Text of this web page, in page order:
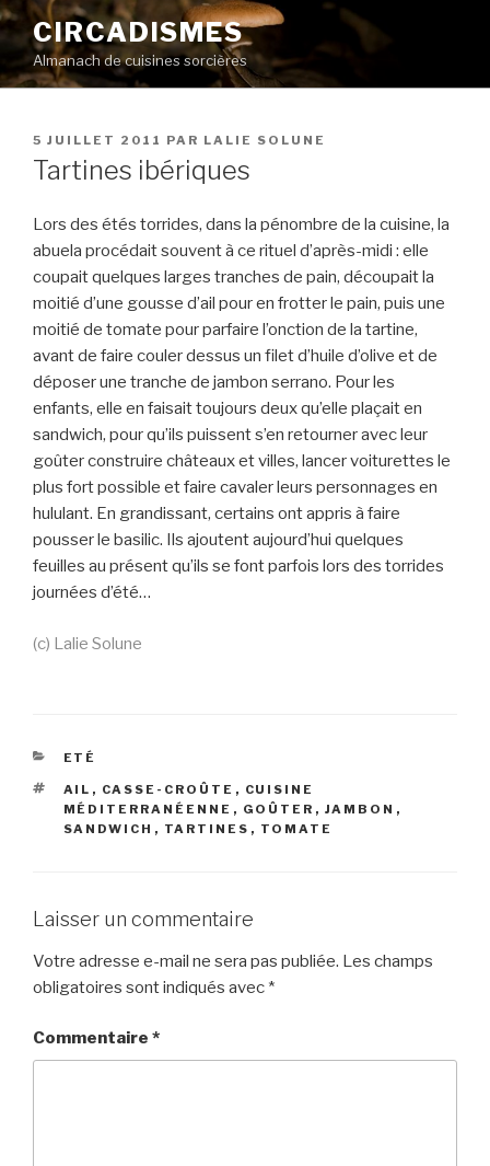
Aller
au
contenu
principal
CIRCADISMES
Almanach de cuisines sorcières
PUBLIÉ
LE
5 JUILLET 2011 PAR LALIE SOLUNE
Tartines ibériques
Lors des étés torrides, dans la pénombre de la cuisine, la
abuela procédait souvent à ce rituel d’après-midi : elle
coupait quelques larges tranches de pain, découpait la
moitié d’une gousse d’ail pour en frotter le pain, puis une
moitié de tomate pour parfaire l’onction de la tartine,
avant de faire couler dessus un filet d’huile d’olive et de
déposer une tranche de jambon serrano. Pour les
enfants, elle en faisait toujours deux qu’elle plaçait en
sandwich, pour qu’ils puissent s’en retourner avec leur
goûter construire châteaux et villes, lancer voiturettes le
plus fort possible et faire cavaler leurs personnages en
hululant. En grandissant, certains ont appris à faire
pousser le basilic. Ils ajoutent aujourd’hui quelques
feuilles au présent qu’ils se font parfois lors des torrides
journées d’été…
(c) Lalie Solune
CATÉGORIES
ETÉ
ÉTIQUETTES
AIL , CASSE-CROÛTE , CUISINE
MÉDITERRANÉENNE , GOÛTER , JAMBON ,
SANDWICH , TARTINES , TOMATE
Laisser un commentaire
Votre adresse e-mail ne sera pas publiée. Les champs
obligatoires sont indiqués avec *
Commentaire *